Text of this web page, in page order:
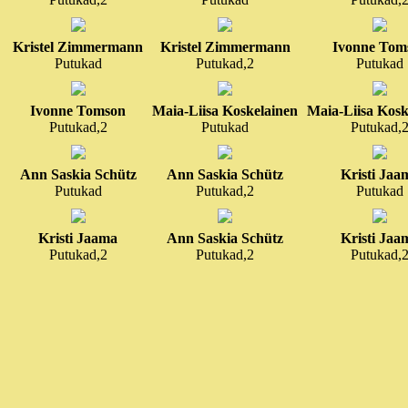
Lüganuse Keskkool
Lüllemäe PK 2
Mehikoorma PK 1
Melliste AK - LA(1)
Mikitamäe Kool 3-4
Misso Keskkool
Narva Eesti G
Narva HumanitaarG 1abcd
Narva HumanitaarG 2abc
(22)
Narva HumanitaarG 3abc
Narva Pähklimäe G
Nõo PK(1)
Olustvere PK(9)
Kristel Zimmermann
Putukad
Kristel Zimmermann
Putukad,2
Ivonne
Putukad
Ivonne Tomson
Putukad,2
Maia-Liisa Koskelainen
Putukad
Maia-Liisa
Putukad,2
Ann Saskia Schütz
Putukad
Ann Saskia Schütz
Putukad,2
Kristi
Putukad
Kristi Jaama
Putukad,2
Ann Saskia Schütz
Putukad,2
Kristi
Putukad,2